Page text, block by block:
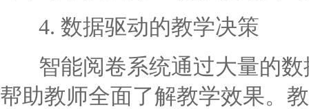
4. 数据驱动的教学决策
智能阅卷系统通过大量的数
帮助教师全面了解教学效果。